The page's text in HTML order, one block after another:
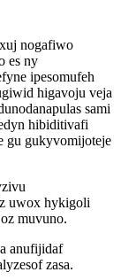
nogafiwo
es ny
ipesomufeh
higavoju veja
sami
hibiditivafi
gu gukyvomijoteje
uwox hykigoli
muvuno.
anufijidaf
zasa.